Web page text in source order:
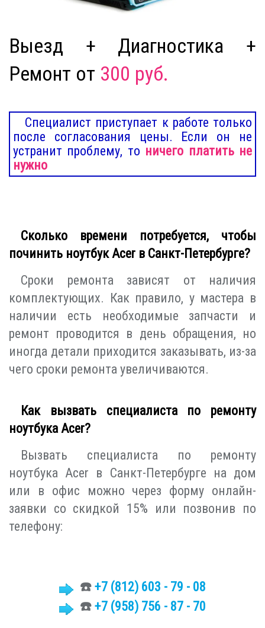
Выезд + Диагностика +
Ремонт от 300 руб.
Специалист приступает к работе только
после согласования цены. Если он не
устранит проблему, то ничего платить не
нужно
Сколько времени потребуется, чтобы
починить ноутбук Acer в Санкт-Петербурге?
Сроки ремонта зависят от наличия
комплектующих. Как правило, у мастера в
наличии есть необходимые запчасти и
ремонт проводится в день обращения, но
иногда детали приходится заказывать, из-за
чего сроки ремонта увеличиваются.
Как вызвать специалиста по ремонту
ноутбука Acer?
Вызвать специалиста по ремонту
ноутбука Acer в Санкт-Петербурге на дом
или в офис можно через форму онлайн-
заявки со скидкой 15% или позвонив по
телефону:
☎️ +7 (812) 603 - 79 - 08
☎️ +7 (958) 756 - 87 - 70